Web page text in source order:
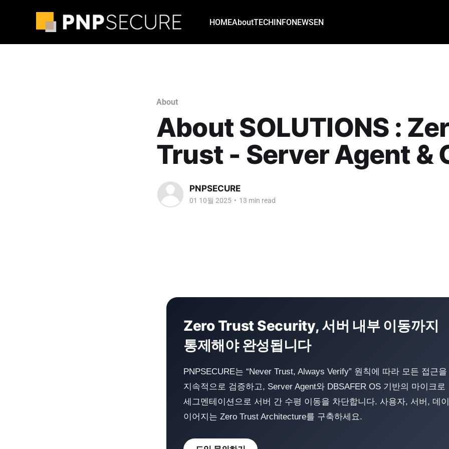
HOMEAboutTECHINFONEWSEN
About
About SOLUTIONS :
Trust - Server Agent &
PNPSECURE
01 10월 2025 • 13 min read
Zero Trust Security, 서버 내부 이동까지
통제해야 완성됩니다
PNPSECURE는 “Never Trust, Always Verify” 원칙에 따라 모든 접근을
지속적으로 검증하고, Server Agent와 DBSAFER OS 기반의 마이크로
세그멘테이션으로 서버 간 수평 이동을 차단합니다. 사용자, 서버, 데
이어지는 Zero Trust Architecture를 구축하세요.